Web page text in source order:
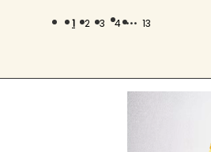
1 2 3 4 ... 13